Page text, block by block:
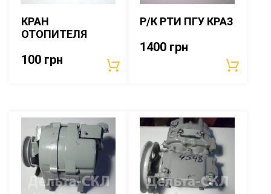
КРАН
ОТОПИТЕЛЯ
100 грн
Р/К РТИ ПГУ КРАЗ
1400 грн